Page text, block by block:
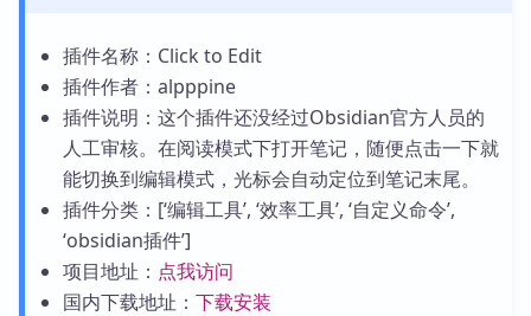
插件名称：Click to Edit
插件作者：alpppine
插件说明：这个插件还没经过Obsidian官方人员的
人工审核。在阅读模式下打开笔记，随便点击一下就
能切换到编辑模式，光标会自动定位到笔记末尾。
插件分类：[‘编辑工具’, ‘效率工具’, ‘自定义命令’,
‘obsidian插件’]
项目地址： 点我访问
国内下载地址： 下载安装